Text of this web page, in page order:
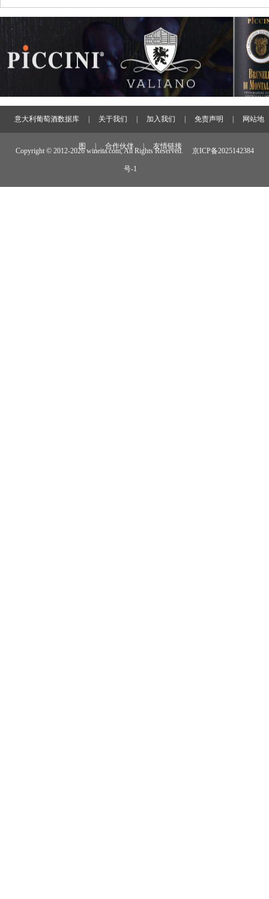
意大利葡萄酒数据库 关于我们 加入我们 免责声明 网站地
图 合作伙伴 友情链接
Copyright © 2012-2026 wineita.com, All Rights Reserved. 京ICP备2025142384
号-1